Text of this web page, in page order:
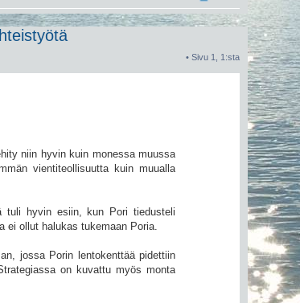
• Sivu 1 1 :sta
niin hyvin kuin monessa muussa
vientiteollisuutta kuin muualla
tuli hyvin esiin, kun Pori tiedusteli
ei ollut halukas tukemaan Poria.
jossa Porin lentokenttää pidettiin
on kuvattu myös monta